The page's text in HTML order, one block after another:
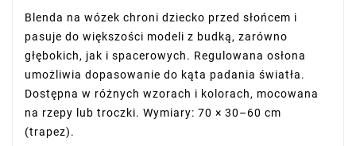
Blenda na wózek chroni dziecko przed słońcem i
pasuje do większości modeli z budką, zarówno
głębokich, jak i spacerowych. Regulowana osłona
umożliwia dopasowanie do kąta padania światła.
Dostępna w różnych wzorach i kolorach, mocowana
na rzepy lub troczki. Wymiary: 70 × 30–60 cm
(trapez).